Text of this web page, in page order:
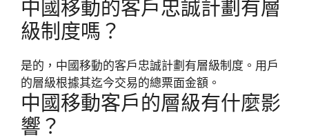
中國移動的客戶忠誠計劃有層
級制度嗎？
是的，中國移動的客戶忠誠計劃有層級制度。用戶
的層級根據其迄今交易的總票面金額。
中國移動客戶的層級有什麼影
響？